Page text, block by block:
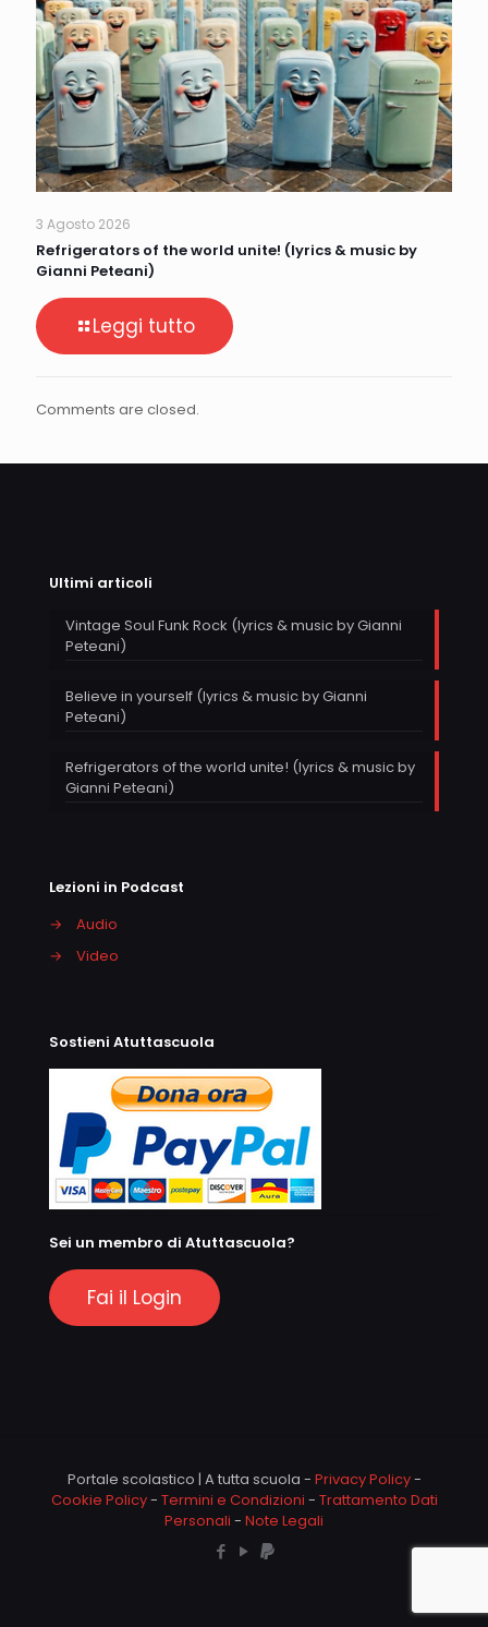
3 Agosto 2026
Refrigerators of the world unite! (lyrics & music by
Gianni Peteani)
Leggi tutto
Comments are closed.
Ultimi articoli
Vintage Soul Funk Rock (lyrics & music by Gianni
Peteani)
Believe in yourself (lyrics & music by Gianni
Peteani)
Refrigerators of the world unite! (lyrics & music by
Gianni Peteani)
Lezioni in Podcast
→
Audio
→
Video
Sostieni Atuttascuola
Sei un membro di Atuttascuola?
Fai il Login
Portale scolastico | A tutta scuola - Privacy Policy-
Cookie Policy- Termini e Condizioni - Trattamento Dati
Personali - Note Legali